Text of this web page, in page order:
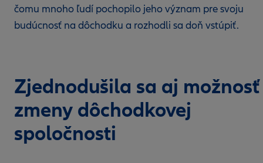
čomu mnoho ľudí pochopilo jeho význam pre svoju
budúcnosť na dôchodku a rozhodli sa doň vstúpiť.
Zjednodušila sa aj možnosť
zmeny dôchodkovej
spoločnosti